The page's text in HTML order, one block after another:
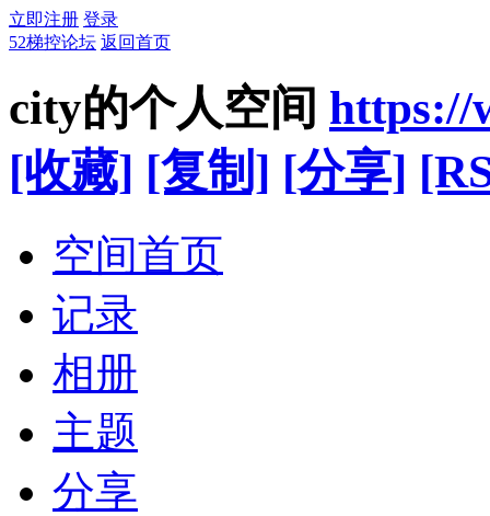
立即注册 登录
52梯控论坛 返回首页
city的个人空间 https://
[收藏] [复制] [分享]
空间首页
记录
相册
主题
分享